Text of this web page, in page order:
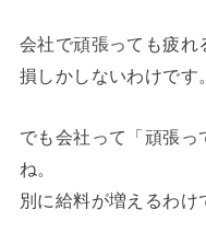
会社で頑張っても疲れ
損しかしないわけです。
でも会社って「頑張っ
ね。
別に給料が増えるわけ